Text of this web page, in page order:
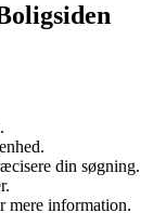
din søgning.
mere information.